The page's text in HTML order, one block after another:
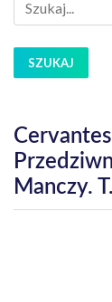
SZUKAJ
Manczy.